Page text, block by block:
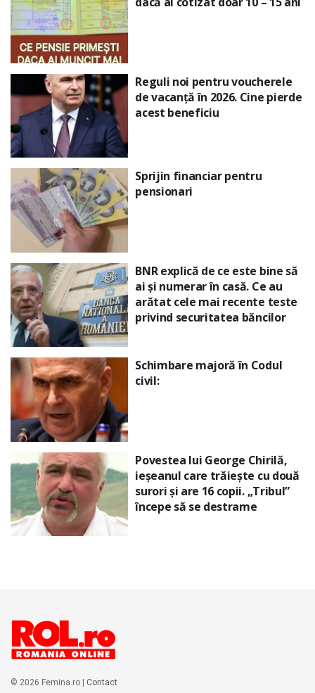
Reguli noi pentru voucherele
de vacanță în 2026. Cine pierde
acest beneficiu
Sprijin financiar pentru
pensionari
BNR explică de ce este bine să
ai și numerar în casă. Ce au
arătat cele mai recente teste
privind securitatea băncilor
Schimbare majoră în Codul
civil:
Povestea lui George Chirilă,
ieșeanul care trăiește cu două
surori și are 16 copii. „Tribul”
începe să se destrame
© 2026 Femina.ro | Contact